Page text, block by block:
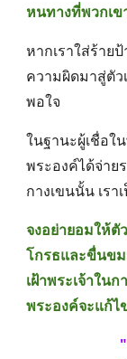
หนทางที่พวกเ
หากเราใส่ร้าย
ความผิดมาสู่ตั
พอใจ
ในฐานะผู้เชื่อใน
พระองค์ได้จ่าย
กางเขนนั้น เรา
จงอย่ายอมให้
โกรธและขื่นข
เฝ้าพระเจ้าใน
พระองค์จะแก้ไ